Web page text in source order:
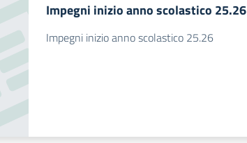
Impegni inizio anno scolastico 25.26
Impegni inizio anno scolastico 25.26